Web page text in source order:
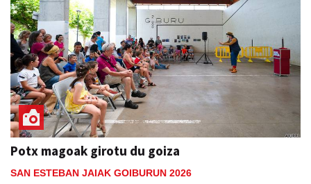
Potx magoak girotu du goiza
SAN ESTEBAN JAIAK GOIBURUN 2026